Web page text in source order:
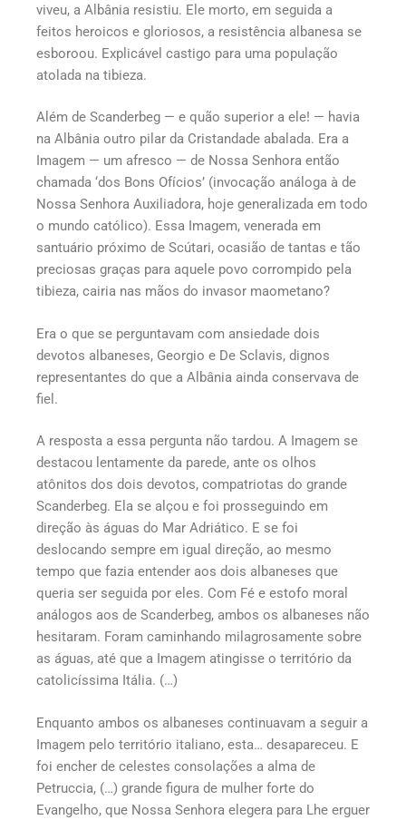
viveu, a Albânia resistiu. Ele morto, em seguida a
feitos heroicos e gloriosos, a resistência albanesa se
esboroou. Explicável castigo para uma população
atolada na tibieza.
Além de Scanderbeg — e quão superior a ele! — havia
na Albânia outro pilar da Cristandade abalada. Era a
Imagem — um afresco — de Nossa Senhora então
chamada ‘dos Bons Ofícios’ (invocação análoga à de
Nossa Senhora Auxiliadora, hoje generalizada em todo
o mundo católico). Essa Imagem, venerada em
santuário próximo de Scútari, ocasião de tantas e tão
preciosas graças para aquele povo corrompido pela
tibieza, cairia nas mãos do invasor maometano?
Era o que se perguntavam com ansiedade dois
devotos albaneses, Georgio e De Sclavis, dignos
representantes do que a Albânia ainda conservava de
fiel.
A resposta a essa pergunta não tardou. A Imagem se
destacou lentamente da parede, ante os olhos
atônitos dos dois devotos, compatriotas do grande
Scanderbeg. Ela se alçou e foi prosseguindo em
direção às águas do Mar Adriático. E se foi
deslocando sempre em igual direção, ao mesmo
tempo que fazia entender aos dois albaneses que
queria ser seguida por eles. Com Fé e estofo moral
análogos aos de Scanderbeg, ambos os albaneses não
hesitaram. Foram caminhando milagrosamente sobre
as águas, até que a Imagem atingisse o território da
catolicíssima Itália. (…)
Enquanto ambos os albaneses continuavam a seguir a
Imagem pelo território italiano, esta… desapareceu. E
foi encher de celestes consolações a alma de
Petruccia, (…) grande figura de mulher forte do
Evangelho, que Nossa Senhora elegera para Lhe erguer